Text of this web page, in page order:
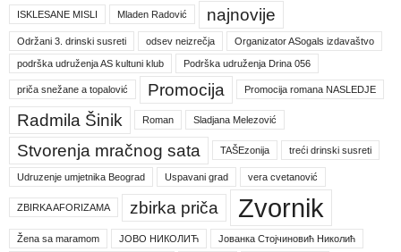
ISKLESANE MISLI Mladen Radović najnovije
Održani 3. drinski susreti odsev neizrečja Organizator ASogals izdavaštvo
podrška udruženja AS kultuni klub Podrška udruženja Drina 056
priča snežane a topalović Promocija Promocija romana NASLEDJE
Radmila Šinik Roman Sladjana Melezović
Stvorenja mračnog sata TAŠEzonija treći drinski susreti
Udruzenje umjetnika Beograd Uspavani grad vera cvetanović
ZBIRKA AFORIZAMA zbirka priča Zvornik
Žena sa maramom ЈОВО НИКОЛИЋ Јованка Стојчиновић Николић